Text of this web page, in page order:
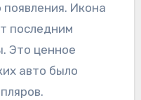
появления. Икона
последним
Это ценное
авто было